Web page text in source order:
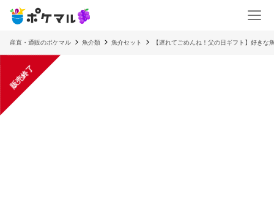
産直・通販のポケマル 魚介類 魚介セット 【遅れてごめんね！父の日ギフト】好き
販売終了